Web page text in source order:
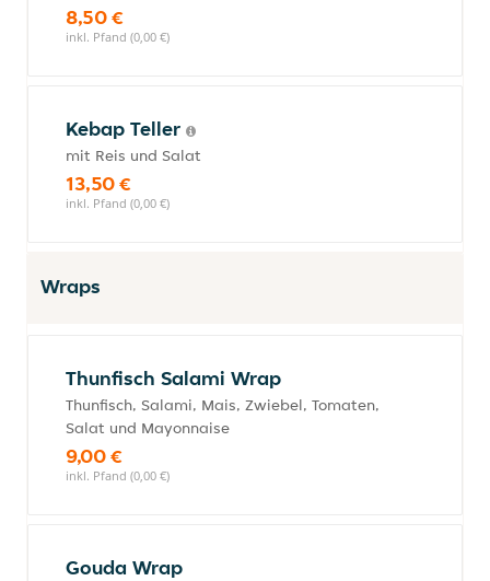
8,50 €
inkl. Pfand (0,00 €)
Kebap Teller
mit Reis und Salat
13,50 €
inkl. Pfand (0,00 €)
Wraps
Thunfisch Salami Wrap
Thunfisch, Salami, Mais, Zwiebel, Tomaten,
Salat und Mayonnaise
9,00 €
inkl. Pfand (0,00 €)
Gouda Wrap